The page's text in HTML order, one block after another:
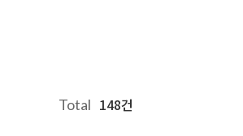
Total 148건